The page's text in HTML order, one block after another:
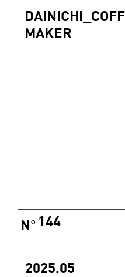
MAKER
2025.05
144
N°